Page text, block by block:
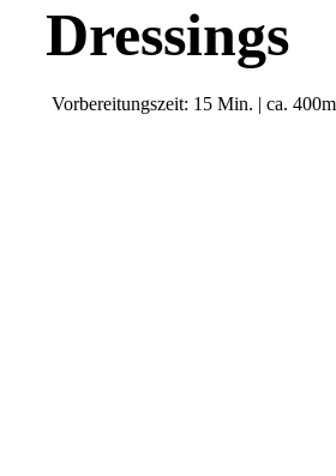
Dressings
Vorbereitungszeit: 15 Min. | ca.